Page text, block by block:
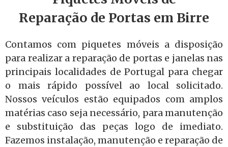
Reparação de Portas em Birre
Contamos com piquetes móveis a disposição
para realizar a reparação de portas e janelas nas
principais localidades de Portugal para chegar
o mais rápido possível ao local solicitado.
Nossos veículos estão equipados com amplos
matérias caso seja necessário, para manutenção
e substituição das peças logo de imediato.
Fazemos instalação, manutenção e reparação de